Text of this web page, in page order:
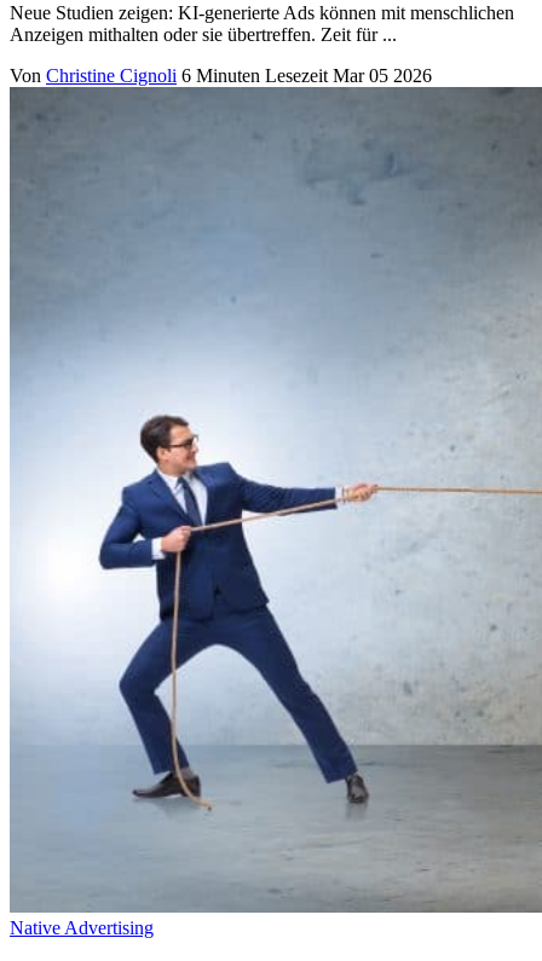
Neue Studien zeigen: KI-generierte Ads können mit menschlichen
Anzeigen mithalten oder sie übertreffen. Zeit für ...
Von Christine Cignoli 6 Minuten Lesezeit Mar 05 2026
Native Advertising